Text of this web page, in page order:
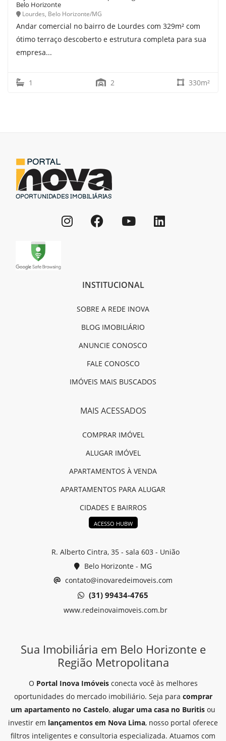
Belo Horizonte
Lourdes, Belo Horizonte/MG
Andar comercial no bairro de Lourdes com 329m² com
ótimo terraço descoberto e estrutura completa para sua
empresa...
1 2 330m²
INSTITUCIONAL
SOBRE A REDE INOVA
BLOG IMOBILIÁRIO
ANUNCIE CONOSCO
FALE CONOSCO
IMÓVEIS MAIS BUSCADOS
MAIS ACESSADOS
COMPRAR IMÓVEL
ALUGAR IMÓVEL
APARTAMENTOS À VENDA
APARTAMENTOS PARA ALUGAR
CIDADES E BAIRROS
ACESSO HUBW
R. Alberto Cintra, 35 - sala 603 - União
Belo Horizonte - MG
contato@inovaredeimoveis.com
(31) 99434-4765
www.redeinovaimoveis.com.br
Sua Imobiliária em Belo Horizonte e
Região Metropolitana
O Portal Inova Imóveisconecta você às melhores
oportunidades do mercado imobiliário. Seja para comprar
um apartamento no Castelo, alugar uma casa no Buritis ou
investir em lançamentos em Nova Lima, nosso portal oferece
filtros inteligentes e consultoria especializada. Atuamos com